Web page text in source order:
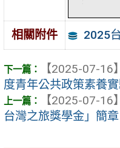
相關附件 2025
【2025-07-16】
度青年公共政策素養
【2025-07-16】
台灣之旅獎學金」簡章